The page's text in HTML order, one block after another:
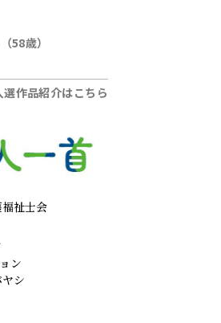
歳）
選作品紹介はこちら
祉士会
ン
シ